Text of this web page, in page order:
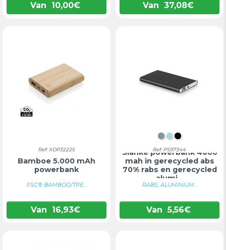
Van 10,00€ Van 37,08€
Ref: XDP32225
Bamboe 5.000 mAh
powerbank
FSC® BAMBOO/TPE...
Van 16,93€
SATIJN
LICHTBLAUW
ZWART
Ref: PS97344
Slanke powerbank 4000
mah in gerecycled abs
70% rabs en gerecycled
alumi...
RABS, ALUMINIUM...
Van 5,56€